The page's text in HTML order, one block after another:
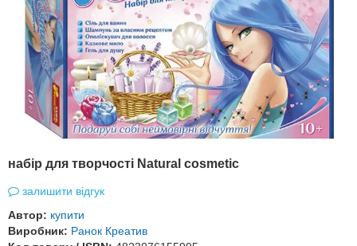
набір для творчості Natural cosmetic
залишити відгук
Автор: купити
Виробник: Ранок Креатив